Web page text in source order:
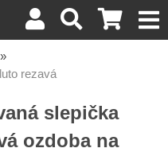
rezavá
slepička
ozdoba na